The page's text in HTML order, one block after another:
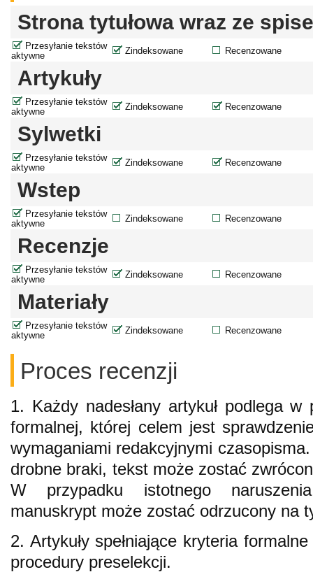
Strona tytułowa wraz ze
Przesyłanie tekstów
aktywne
Zindeksowane Recenzowane
Artykuły
Przesyłanie tekstów
aktywne
Zindeksowane Recenzowane
Sylwetki
Przesyłanie tekstów
aktywne
Zindeksowane Recenzowane
Wstep
Przesyłanie tekstów
aktywne
Zindeksowane Recenzowane
Recenzje
Przesyłanie tekstów
aktywne
Zindeksowane Recenzowane
Materiały
Przesyłanie tekstów
aktywne
Zindeksowane Recenzowane
Proces recenzji
1. Każdy nadesłany artykuł podlega
formalnej, której celem jest
wymaganiami redakcyjnymi
drobne braki, tekst może zostać
W przypadku istotnego
manuskrypt może zostać odrzucony na
2. Artykuły spełniające kryteria
procedury preselekcji.